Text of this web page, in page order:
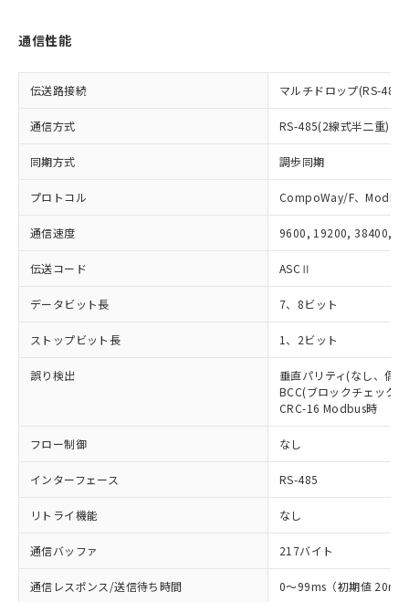
通信性能
伝送路接続 マルチドロップ(RS-485)
通信方式 RS-485(2線式半二重)
同期方式 調歩同期
プロトコル CompoWay/F、Modbus
通信速度 9600, 19200, 38400,
伝送コード ASCⅡ
データビット長 7、8ビット
ストップビット長 1、2ビット
誤り検出
垂直パリティ(なし、偶
BCC(ブロックチェック
CRC-16 Modbus時
フロー制御 なし
インターフェース RS-485
リトライ機能 なし
通信バッファ 217バイト
通信レスポンス/送信待ち時間 0～99ms（初期値 20ms
荷製品に未対応品が混在することから備考
欄に対応日を記載しておりました。
既に当社にて対応品への在庫切替を完了
していることから、特段のことがない限
り、2022年1月12日より割愛しておりま